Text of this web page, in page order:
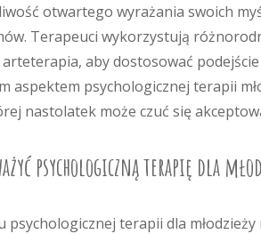
otwartego wyrażania swoich
Terapeuci wykorzystują
aby dostosować
aspektem psychologicznej terapii
nastolatek może czuć się
psychologiczną terapię dla
psychologicznej terapii dla